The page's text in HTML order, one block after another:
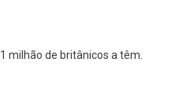
milhão de britânicos a têm.